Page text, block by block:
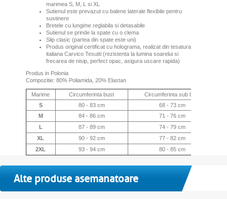
marimea S, M, L si XL
Sutienul este prevazut cu balene laterale flexibile pentru
sustinere
Bretele cu lungime reglabila si detasabile
Sutienul se prinde la spate cu o clema
Slip clasic (partea din spate este uni)
Produs original certificat cu holograma, realizat din tesatura
italiana Carvico Tesutti (rezistenta la lumina soarelui si
frecarea de nisip, perfect opac, asigura uscare rapida)
Produs in Polonia
Compozitie: 80% Poliamida, 20% Elastan
Marime Circumferinta bust
Circumferinta sub bust
S
80 - 83 cm
68 - 73 cm
M
84 - 86 cm
71 - 76 cm
L
87 - 89 cm
74 - 79 cm
XL
90 - 92 cm
77 - 82 cm
2XL
93 - 94 cm 80 - 85 cm
Alte produse asemanatoare